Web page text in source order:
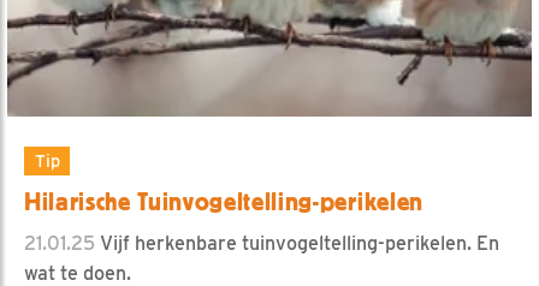
Tip
Hilarische Tuinvogeltelling-perikelen
21.01.25 Vijf herkenbare tuinvogeltelling-perikelen. En
wat te doen.